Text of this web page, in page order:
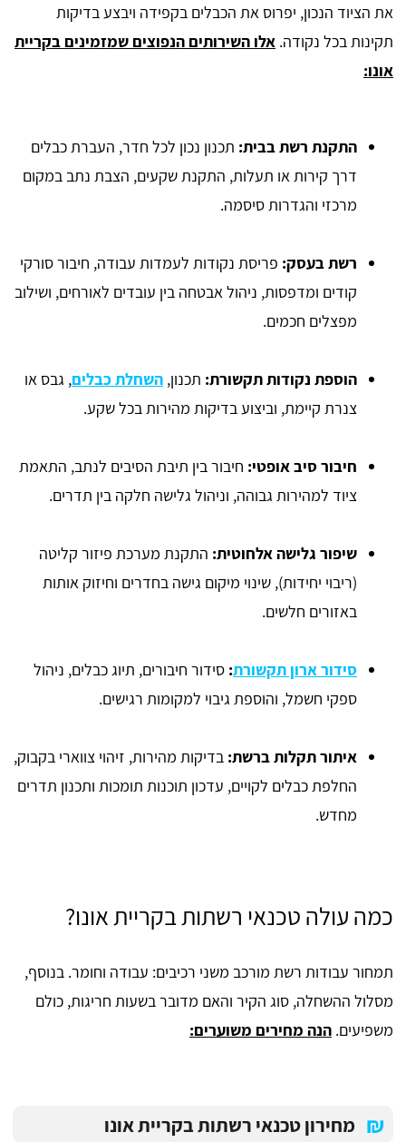
את הציוד הנכון, יפרוס את הכבלים בקפידה ויבצע בדיקות
תקינות בכל נקודה. אלו השירותים הנפוצים שמזמינים בקריית
אונו:
התקנת רשת בבית: תכנון נכון לכל חדר, העברת כבלים
דרך קירות או תעלות, התקנת שקעים, הצבת נתב במקום
מרכזי והגדרות סיסמה.
רשת בעסק: פריסת נקודות לעמדות עבודה, חיבור סורקי
קודים ומדפסות, ניהול אבטחה בין עובדים לאורחים, ושילוב
מפצלים חכמים.
הוספת נקודות תקשורת: תכנון, השחלת כבלים, גבס או
צנרת קיימת, וביצוע בדיקות מהירות בכל שקע.
חיבור סיב אופטי: חיבור בין תיבת הסיבים לנתב, התאמת
ציוד למהירות גבוהה, וניהול גלישה חלקה בין תדרים.
שיפור גלישה אלחוטית: התקנת מערכת פיזור קליטה
(ריבוי יחידות), שינוי מיקום גישה בחדרים וחיזוק אותות
באזורים חלשים.
סידור ארון תקשורת: סידור חיבורים, תיוג כבלים, ניהול
ספקי חשמל, והוספת גיבוי למקומות רגישים.
איתור תקלות ברשת: בדיקות מהירות, זיהוי צווארי בקבוק,
החלפת כבלים לקויים, עדכון תוכנות תומכות ותכנון תדרים
מחדש.
כמה עולה טכנאי רשתות בקריית אונו?
תמחור עבודות רשת מורכב משני רכיבים: עבודה וחומר. בנוסף,
מסלול ההשחלה, סוג הקיר והאם מדובר בשעות חריגות, כולם
משפיעים. הנה מחירים משוערים:
₪ מחירון טכנאי רשתות בקריית אונו